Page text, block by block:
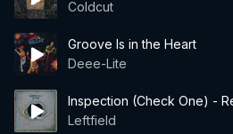
Coldcut
Groove Is in the Heart
Deee-Lite
Inspection (Check One) -
Leftfield